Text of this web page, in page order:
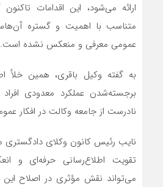
ارائه می‌شود، این اقدامات
متناسب با اهمیت و گستره
عمومی معرفی و منعکس نشده است.
به گفته وکیل باقری، همین خلأ
برجسته‌شدن عملکرد معدودی
نادرست از جامعه وکالت در افکار
نایب رئیس کانون وکلای دادگستری
تقویت اطلاع‌رسانی حرفه‌ای و
می‌تواند نقش مؤثری در اصلاح این